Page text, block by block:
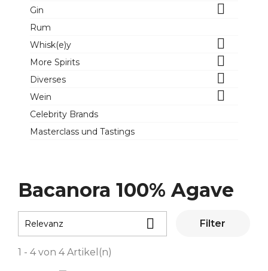
Gin 
Rum
Whisk(e)y

More Spirits 
Diverses 
Wein 
Celebrity Brands
Masterclass und Tastings
Bacanora 100% Agave
Relevanz  Filter
1 - 4 von 4 Artikel(n)